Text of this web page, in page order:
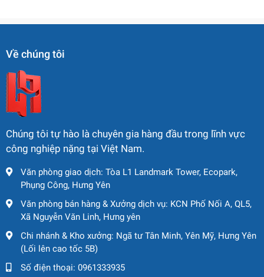
Về chúng tôi
Chúng tôi tự hào là chuyên gia hàng đầu trong lĩnh vực
công nghiệp nặng tại Việt Nam.
Văn phòng giao dịch: Tòa L1 Landmark Tower, Ecopark,
Phụng Công, Hưng Yên
Văn phòng bán hàng & Xưởng dịch vụ: KCN Phố Nối A, QL5,
Xã Nguyễn Văn Linh, Hưng yên
Chi nhánh & Kho xưởng: Ngã tư Tân Minh, Yên Mỹ, Hưng Yên
(Lối lên cao tốc 5B)
Số điện thoại: 0961333935